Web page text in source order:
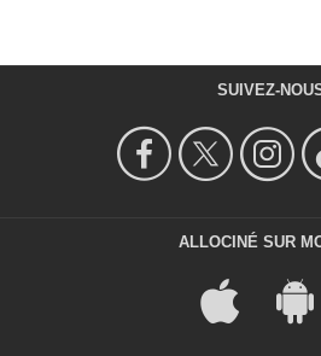
SUIVEZ-
ALLOCINÉ SUR